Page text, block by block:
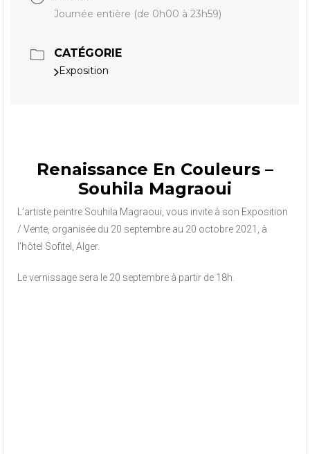
Journée entière (de 0h00 à 23h59)
CATÉGORIE
Exposition
Renaissance En Couleurs –
Souhila Magraoui
L’artiste peintre Souhila Magraoui, vous invite à son Exposition
/ Vente, organisée du 20 septembre au 20 octobre 2021, à
l’hôtel Sofitel, Alger.
Le vernissage sera le 20 septembre à partir de 18h.